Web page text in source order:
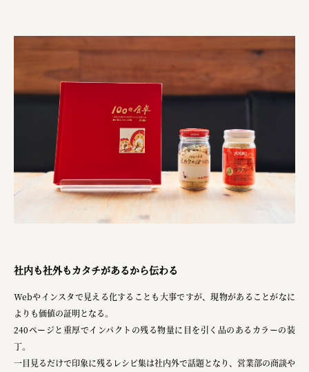
株式会社池田泉州銀行
岡野バルブ製造株式会社
株式会社ふくや
三井不動産株式会社
有限会社 丸久商店
株式会社イソガイ
インターステラテクノロジズ株式会社
キッコーマン食品株式会社
株式会社リビタ
宗教法人圓能寺立 若草幼稚園
株式会社 照沼
食処くさの根
社内も社外もカタチがあるから伝わる
Webやインスタで見える化することも大事ですが、現物があることがなに
よりも価値の証明となる。
240ページと重厚でインパクトの残る物量に目を引く品のあるカラーの装
丁。
一目見るだけで印象に残るレシピ集は社内外で話題となり、営業部の商談や